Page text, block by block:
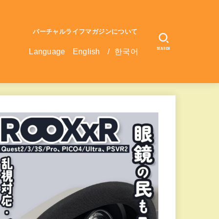
バーチャルライフマガジンについて
Language English / 한국어 SEARCH